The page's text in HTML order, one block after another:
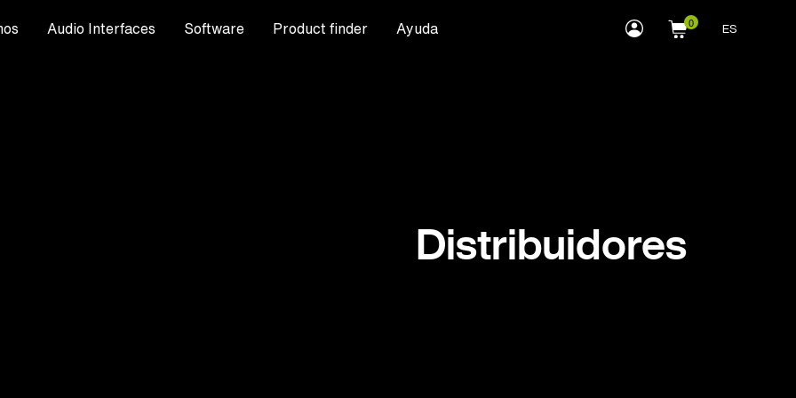
Audio Interfaces Software Product finder Ayuda myLEWITT
Account
ES
Distribuidores